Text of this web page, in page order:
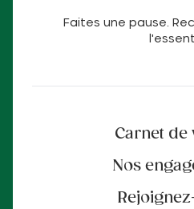
Faites une pause.
Carnet de
Nos